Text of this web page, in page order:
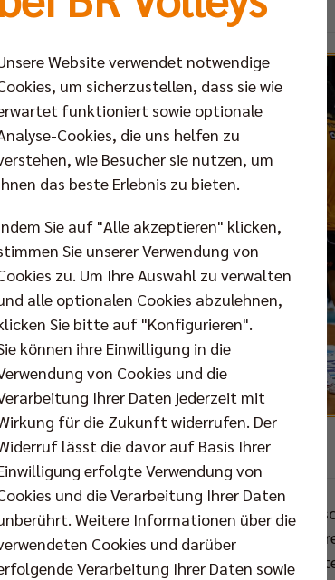
Foto: Michael Hundt
die BR Volleys mit dem Ausfall von
Das Berliner Lazarett wurde also zum
Kader stehen konnte. Erfreuliche
Website verwendet notwendige
um sicherzustellen, dass sie wie
funktioniert sowie optionale
Cookies, die uns helfen zu
wie Besucher sie nutzen, um
das beste Erlebnis zu bieten.
Sie auf "Alle akzeptieren" klicken,
Sie unserer Verwendung von
zu. Um Ihre Auswahl zu verwalten
alle optionalen Cookies abzulehnen,
Sie bitte auf "Konfigurieren".
können ihre Einwilligung in die
von Cookies und die
Ihrer Daten jederzeit mit
für die Zukunft widerrufen. Der
lässt die davor auf Basis Ihrer
erfolgte Verwendung von
und die Verarbeitung Ihrer Daten
Weitere Informationen über die
Cookies und darüber
Verarbeitung Ihrer Daten sowie